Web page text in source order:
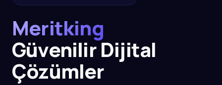
Meritking
Güvenilir Dijital
Çözümler